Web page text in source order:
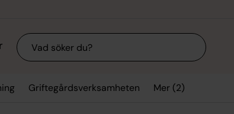
Sök
Griftegårdsverksamheten Mer (2)